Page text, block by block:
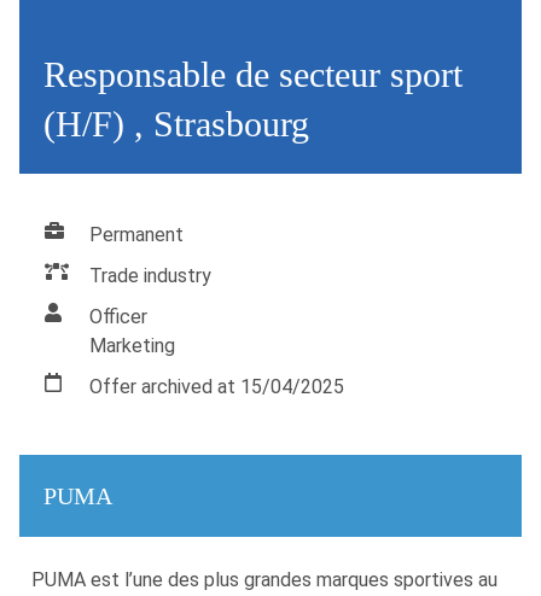
Responsable de secteur sport
(H/F) , Strasbourg
Permanent
Trade industry
Officer
Marketing
Offer archived at 15/04/2025
PUMA
PUMA est l’une des plus grandes marques sportives au